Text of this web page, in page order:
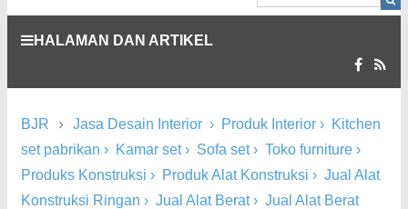
HALAMAN DAN ARTIKEL
BJR › Jasa Desain Interior › Produk Interior › Kitchen
set pabrikan › Kamar set› Sofa set› Toko furniture ›
Produks Konstruksi › Produk Alat Konstruksi › Jual Alat
Konstruksi Ringan › Jual Alat Berat› Jual Alat Berat